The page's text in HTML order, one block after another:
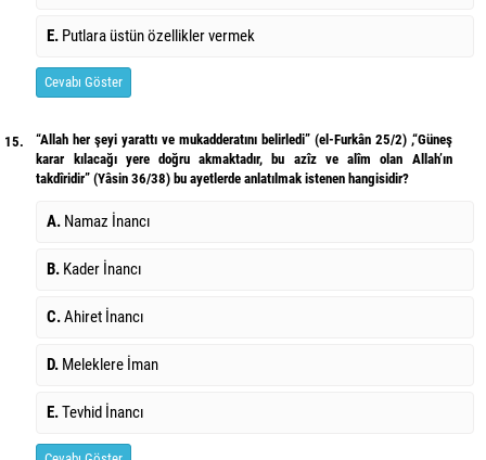
E. Putlara üstün özellikler vermek
Cevabı Göster
15.
“Allah her şeyi yarattı ve mukadderatını belirledi” (el-Furkân 25/2) ,“Güneş
karar kılacağı yere doğru akmaktadır, bu azîz ve alîm olan Allah’ın
takdîridir” (Yâsin 36/38) bu ayetlerde anlatılmak istenen hangisidir?
A. Namaz İnancı
B. Kader İnancı
C.Ahiret İnancı
D. Meleklere İman
E.Tevhid İnancı